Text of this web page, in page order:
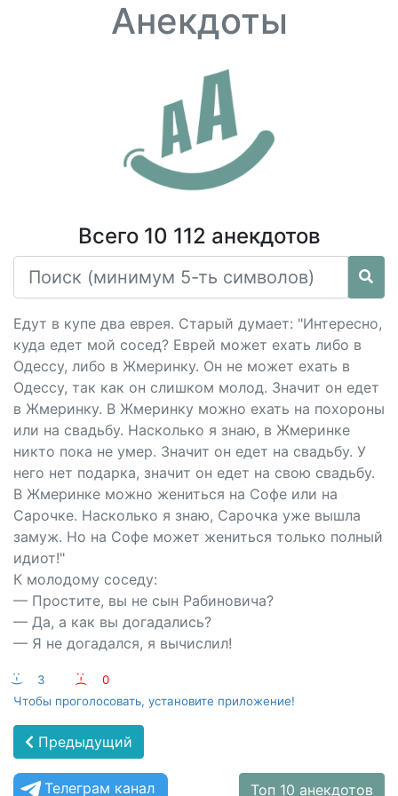
Анекдоты
Всего 10 112 анекдотов
Едут в купе два еврея. Старый думает: "Интересно,
куда едет мой сосед? Еврей может ехать либо в
Одессу, либо в Жмеринку. Он не может ехать в
Одессу, так как он слишком молод. Значит он едет
в Жмеринку. В Жмеринку можно ехать на похороны
или на свадьбу. Насколько я знаю, в Жмеринке
никто пока не умер. Значит он едет на свадьбу. У
него нет подарка, значит он едет на свою свадьбу.
В Жмеринке можно жениться на Софе или на
Сарочке. Насколько я знаю, Сарочка уже вышла
замуж. Но на Софе может жениться только полный
идиот!"
К молодому соседу:
— Простите, вы не сын Рабиновича?
— Да, а как вы догадались?
— Я не догадался, я вычислил!
:-) 3 :-(
0
Чтобы проголосовать, установите приложение!
Предыдущий
Телеграм канал Топ 10 анекдотов